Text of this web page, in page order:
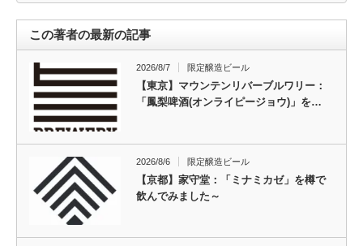
この著者の最新の記事
2026/8/7 限定醸造ビール
【東京】マウンテンリバーブルワリー：
「鳳梨啤酒(オンライピージョウ)」を…
2026/8/6 限定醸造ビール
【京都】家守堂：「ミナミカゼ」を樽で
飲んでみました～